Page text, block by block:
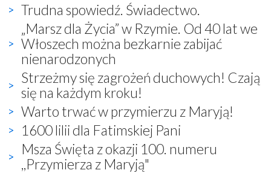
Trudna spowiedź. Świadectwo.
„Marsz dla Życia” w Rzymie. Od 40 lat we
Włoszech można bezkarnie zabijać
nienarodzonych
Strzeżmy się zagrożeń duchowych! Czają
się na każdym kroku!
Warto trwać w przymierzu z Maryją!
1600 lilii dla Fatimskiej Pani
Msza Święta z okazji 100. numeru
,,Przymierza z Maryją"